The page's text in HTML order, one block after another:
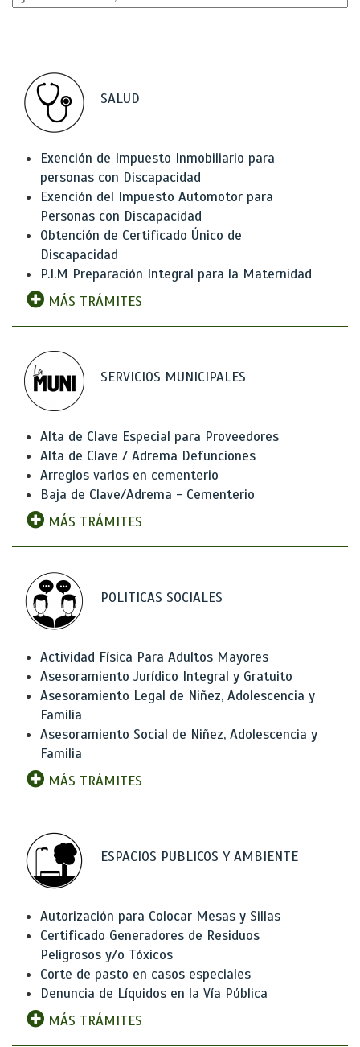
SALUD
Exención de Impuesto Inmobiliario para
personas con Discapacidad
Exención del Impuesto Automotor para
Personas con Discapacidad
Obtención de Certificado Único de
Discapacidad
P.I.M Preparación Integral para la Maternidad
MÁS TRÁMITES
SERVICIOS MUNICIPALES
Alta de Clave Especial para Proveedores
Alta de Clave / Adrema Defunciones
Arreglos varios en cementerio
Baja de Clave/Adrema - Cementerio
MÁS TRÁMITES
POLITICAS SOCIALES
Actividad Física Para Adultos Mayores
Asesoramiento Jurídico Integral y Gratuito
Asesoramiento Legal de Niñez, Adolescencia y
Familia
Asesoramiento Social de Niñez, Adolescencia y
Familia
MÁS TRÁMITES
ESPACIOS PUBLICOS Y AMBIENTE
Autorización para Colocar Mesas y Sillas
Certificado Generadores de Residuos
Peligrosos y/o Tóxicos
Corte de pasto en casos especiales
Denuncia de Líquidos en la Vía Pública
MÁS TRÁMITES